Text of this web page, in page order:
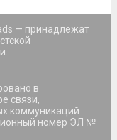
— принадлежат
в
связи,
коммуникаций
номер ЭЛ №